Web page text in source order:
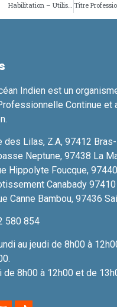
Indien est un
Continue et
des Lilas, Z.A, 97412
Neptune, 97438 La
Foucque, 97440
Canabady 97410
Bambou, 97436
580 854
au jeudi de 8h00 à
de 8h00 à 12h00 et de